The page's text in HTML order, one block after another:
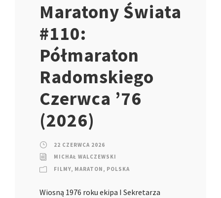
Maratony Świata
#110:
Półmaraton
Radomskiego
Czerwca ’76
(2026)
22 CZERWCA 2026
MICHAŁ WALCZEWSKI
FILMY, MARATON , POLSKA
Wiosną 1976 roku ekipa I Sekretarza